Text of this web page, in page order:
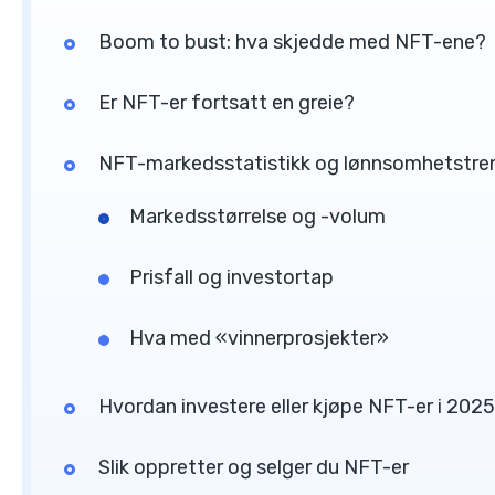
Boom to bust: hva skjedde med NFT-ene?
Er NFT-er fortsatt en greie?
NFT-markedsstatistikk og
Markedsstørrelse og -volum
Prisfall og investortap
Hva med «vinnerprosjekter»
Hvordan investere eller kjøpe NFT-er i 2025
Slik oppretter og selger du NFT-er